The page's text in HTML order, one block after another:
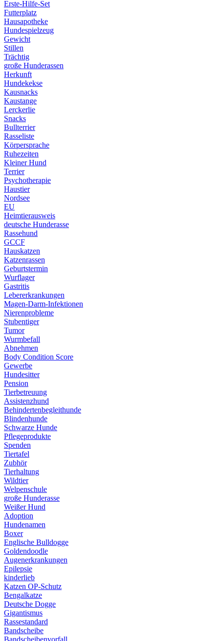
Erste-Hilfe-Set
Futterplatz
Hausapotheke
Hundespielzeug
Gewicht
Stillen
Trächtig
große Hunderassen
Herkunft
Hundekekse
Kausnacks
Kaustange
Lerckerlie
Snacks
Bullterrier
Rasseliste
Körpersprache
Ruhezeiten
Kleiner Hund
Terrier
Psychotherapie
Haustier
Nordsee
EU
Heimtierausweis
deutsche Hunderasse
Rassehund
GCCF
Hauskatzen
Katzenrassen
Geburtstermin
Wurflager
Gastritis
Lebererkrankungen
Magen-Darm-Infektionen
Nierenprobleme
Stubentiger
Tumor
Wurmbefall
Abnehmen
Body Condition Score
Gewerbe
Hundesitter
Pension
Tierbetreuung
Assistenzhund
Behindertenbegleithunde
Blindenhunde
Schwarze Hunde
Pflegeprodukte
Spenden
Tiertafel
Zubhör
Tierhaltung
Wildtier
Welpenschule
große Hunderasse
Weißer Hund
Adoption
Hundenamen
Boxer
Englische Bulldogge
Goldendoodle
Augenerkrankungen
Epilepsie
kinderlieb
Katzen OP-Schutz
Bengalkatze
Deutsche Dogge
Gigantismus
Rassestandard
Bandscheibe
Bandscheibenvorfall